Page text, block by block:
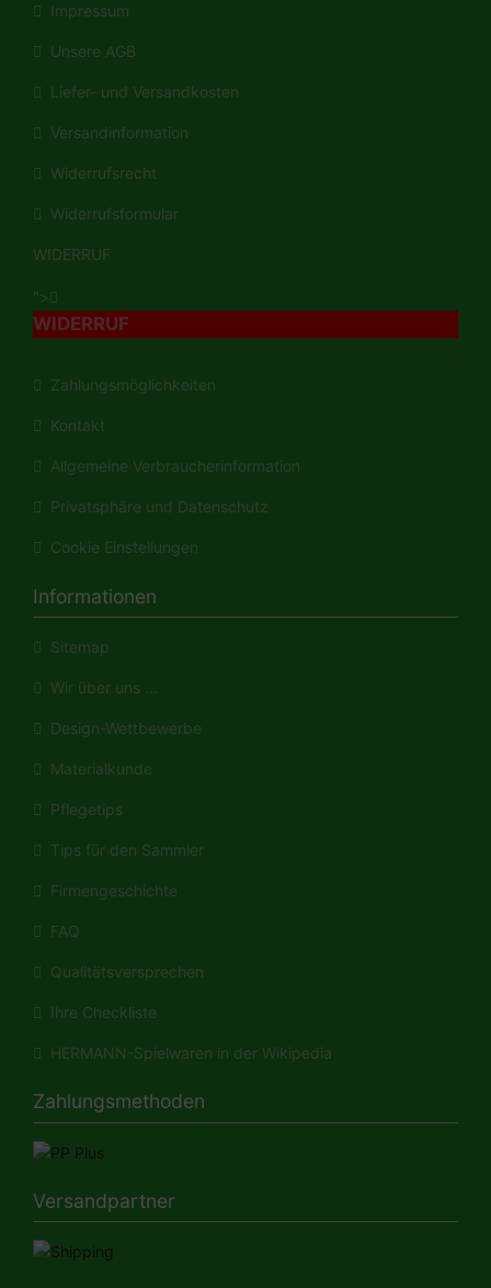
Impressum
Unsere AGB
Liefer- und Versandkosten
Versandinformation
Widerrufsrecht
Widerrufsformular
WIDERRUF
">
WIDERRUF
Zahlungsmöglichkeiten
Kontakt
Allgemeine Verbraucherinformation
Privatsphäre und Datenschutz
Cookie Einstellungen
Informationen
Sitemap
Wir über uns ...
Design-Wettbewerbe
Materialkunde
Pflegetips
Tips für den Sammler
Firmengeschichte
FAQ
Qualitätsversprechen
Ihre Checkliste
HERMANN-Spielwaren in der Wikipedia
Zahlungsmethoden
Versandpartner